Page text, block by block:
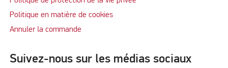
Politique en matière de cookies
Annuler la commande
Suivez-nous sur les médias sociaux